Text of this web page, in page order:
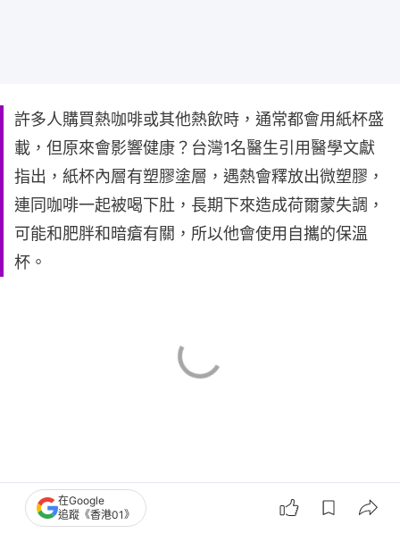
許多人購買熱咖啡或其他熱飲時，通常都會用紙杯盛
載，但原來會影響健康？台灣1名醫生引用醫學文獻
指出，紙杯內層有塑膠塗層，遇熱會釋放出微塑膠，
連同咖啡一起被喝下肚，長期下來造成荷爾蒙失調，
可能和肥胖和暗瘡有關，所以他會使用自攜的保溫
杯。
在Google
追蹤《香港01》